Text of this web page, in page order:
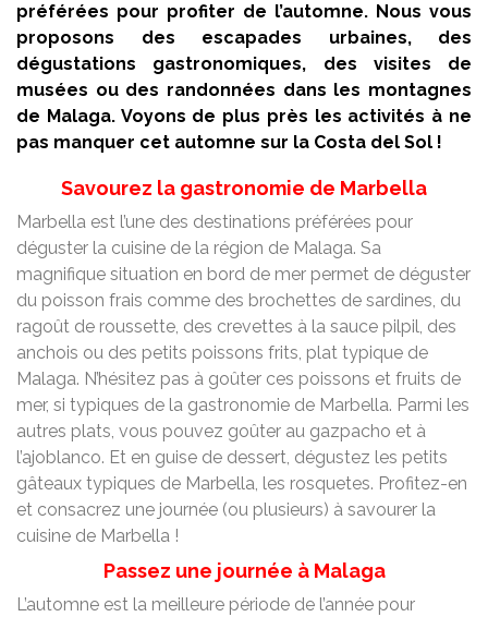
préférées pour profiter de l’automne. Nous vous
proposons des escapades urbaines, des
dégustations gastronomiques, des visites de
musées ou des randonnées dans les montagnes
de Malaga. Voyons de plus près les activités à ne
pas manquer cet automne sur la Costa del Sol !
Savourez la gastronomie de Marbella
Marbella est l’une des destinations préférées pour
déguster la cuisine de la région de Malaga. Sa
magnifique situation en bord de mer permet de déguster
du poisson frais comme des brochettes de sardines, du
ragoût de roussette, des crevettes à la sauce pilpil, des
anchois ou des petits poissons frits, plat typique de
Malaga. N’hésitez pas à goûter ces poissons et fruits de
mer, si typiques de la gastronomie de Marbella. Parmi les
autres plats, vous pouvez goûter au gazpacho et à
l’ajoblanco. Et en guise de dessert, dégustez les petits
gâteaux typiques de Marbella, les rosquetes. Profitez-en
et consacrez une journée (ou plusieurs) à savourer la
cuisine de Marbella !
Passez une journée à Malaga
L’automne est la meilleure période de l’année pour